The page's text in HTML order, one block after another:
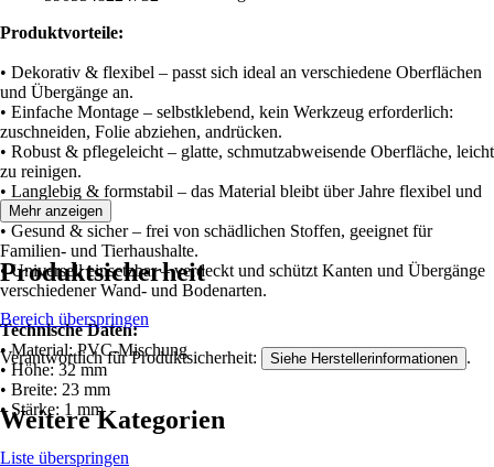
Produktvorteile:
• Dekorativ & flexibel – passt sich ideal an verschiedene Oberflächen
und Übergänge an.
• Einfache Montage – selbstklebend, kein Werkzeug erforderlich:
zuschneiden, Folie abziehen, andrücken.
• Robust & pflegeleicht – glatte, schmutzabweisende Oberfläche, leicht
zu reinigen.
• Langlebig & formstabil – das Material bleibt über Jahre flexibel und
stabil.
• Gesund & sicher – frei von schädlichen Stoffen, geeignet für
Familien- und Tierhaushalte.
• Universell einsetzbar – verdeckt und schützt Kanten und Übergänge
verschiedener Wand- und Bodenarten.
Technische Daten:
• Material: PVC-Mischung
• Höhe: 32 mm
• Breite: 23 mm
• Stärke: 1 mm
Mehr anzeigen
Produktsicherheit
Bereich überspringen
Verantwortlich für Produktsicherheit: Siehe Herstellerinformationen .
Weitere Kategorien
Liste überspringen